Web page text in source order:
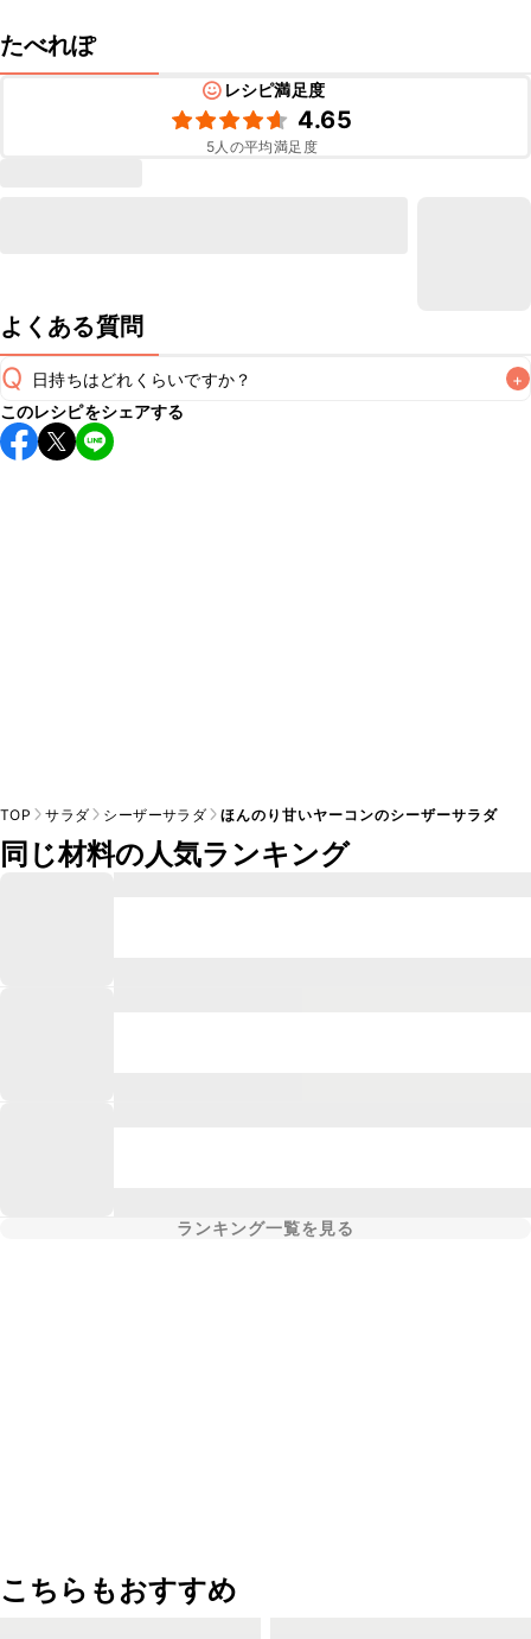
たべれぽ
レシピ満足度
4.65
5人の平均満足度
よくある質問
Q 日持ちはどれくらいですか？ +
保存期間は冷蔵で当日中が目安です。なるべくお早めにお召
し上がりください。
このレシピをシェアする
TOP サラダ シーザーサラダ ほんのり甘いヤーコンのシーザーサラダ
同じ材料の人気ランキング
ランキング一覧を見る
こちらもおすすめ